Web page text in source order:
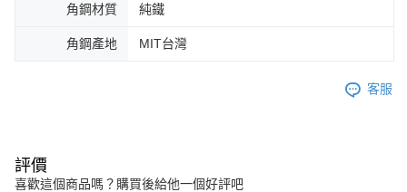
角鋼材質 純鐵
角鋼產地 MIT台灣
客服
評價
喜歡這個商品嗎？購買後給他一個好評吧